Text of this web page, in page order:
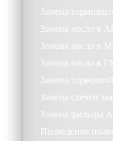
Замена
Замена масла в
Замена масла в
Замена масла в
Замена
Замена свечей
Замена фильтра
Проведение